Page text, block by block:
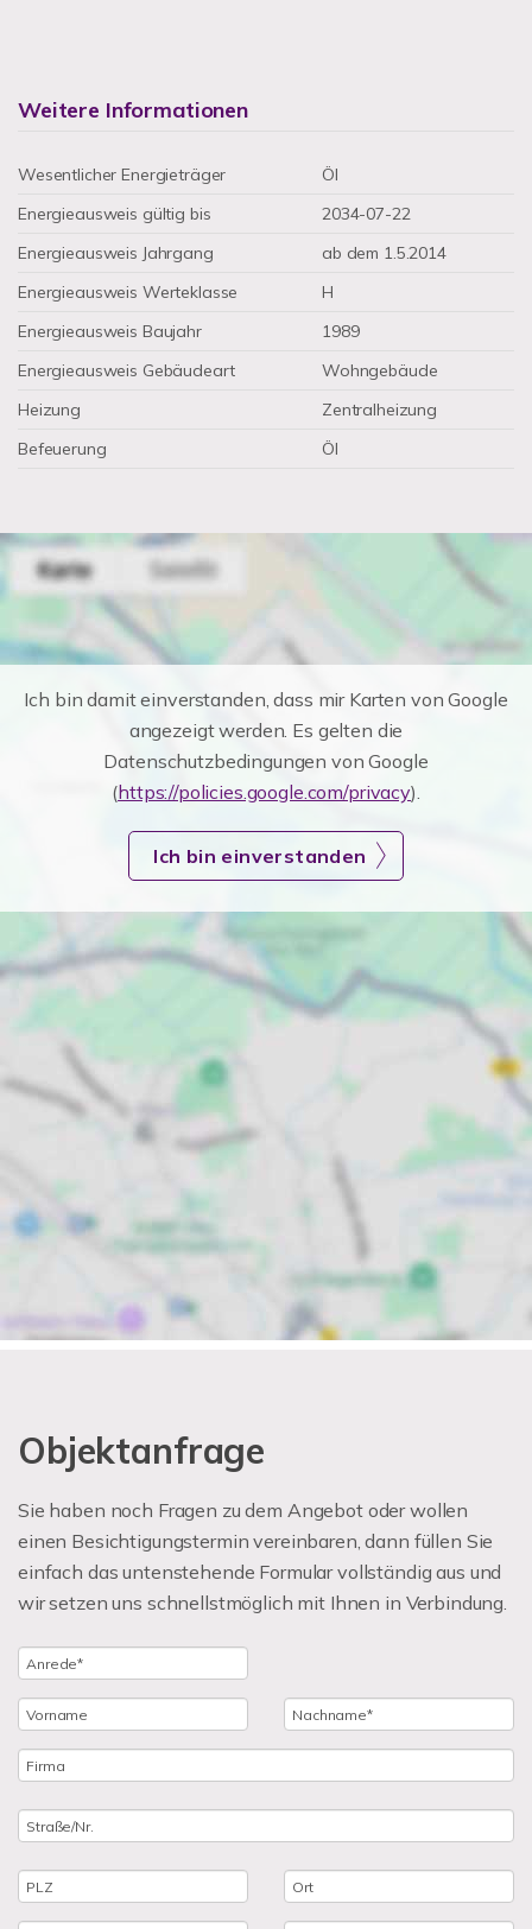
Weitere Informationen
Wesentlicher Energieträger
Öl
Energieausweis gültig bis
2034-07-22
Energieausweis Jahrgang
ab dem 1.5.2014
Energieausweis Werteklasse
H
Energieausweis Baujahr
1989
Energieausweis Gebäudeart
Wohngebäude
Heizung
Zentralheizung
Befeuerung
Öl
Ich bin damit einverstanden, dass mir Karten von Google
angezeigt werden. Es gelten die
Datenschutzbedingungen von Google
(https://policies.google.com/privacy).
Ich bin einverstanden
Objektanfrage
Sie haben noch Fragen zu dem Angebot oder wollen
einen Besichtigungstermin vereinbaren, dann füllen Sie
einfach das untenstehende Formular vollständig aus und
wir setzen uns schnellstmöglich mit Ihnen in Verbindung.